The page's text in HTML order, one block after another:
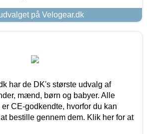
på Velogear.dk
har de DK's største udvalg af
mænd, børn og babyer. Alle
CE-godkendte, hvorfor du kan
bestille gennem dem. Klik her for at